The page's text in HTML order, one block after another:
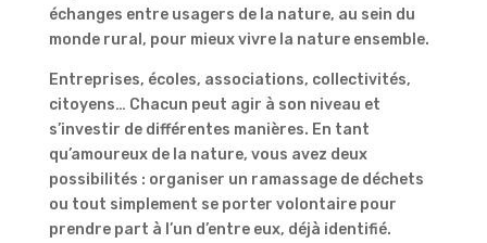
échanges entre usagers de la nature, au sein du
monde rural, pour mieux vivre la nature ensemble.
Entreprises, écoles, associations, collectivités,
citoyens… Chacun peut agir à son niveau et
s’investir de différentes manières. En tant
qu’amoureux de la nature, vous avez deux
possibilités : organiser un ramassage de déchets
ou tout simplement se porter volontaire pour
prendre part à l’un d’entre eux, déjà identifié.